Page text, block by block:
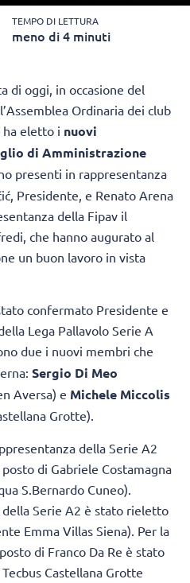
TEMPO DI LETTURA
meno di 4 minuti
di oggi, in occasione del
Ordinaria dei club
ha eletto i nuovi
di Amministrazione
presenti in rappresentanza
Presidente, e Renato Arena
della Fipav il
che hanno augurato al
un buon lavoro in vista
confermato Presidente e
Lega Pallavolo Serie A
due i nuovi membri che
Sergio Di Meo
Aversa) e Michele Miccolis
Grotte).
della Serie A2
di Gabriele Costamagna
S.Bernardo Cuneo).
Serie A2 è stato rieletto
Emma Villas Siena). Per la
di Franco Da Re è stato
Castellana Grotte